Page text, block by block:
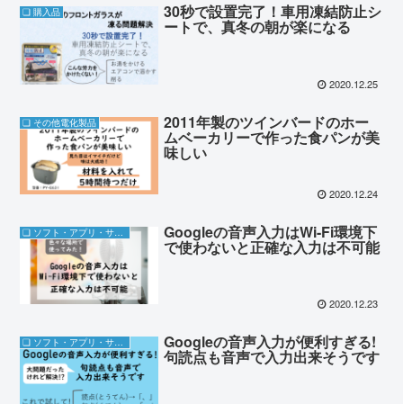
❏ 購入品 30秒で設置完了！車用凍結防止シ
ートで、真冬の朝が楽になる
2020.12.25
❏ その他電化製品 2011年製のツインバードのホー
ムベーカリーで作った食パンが美
味しい
2020.12.24
Googleの音声入力はWi-Fi環境下
で使わないと正確な入力は不可能
2020.12.23
❏ ソフト・アプリ・サブスク Googleの音声入力が便利すぎる!
句読点も音声で入力出来そうです